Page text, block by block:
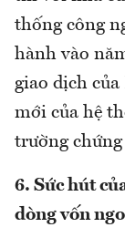
thống công
hành vào
giao dịch
mới của hệ
trường
6. Sức hút
dòng vốn